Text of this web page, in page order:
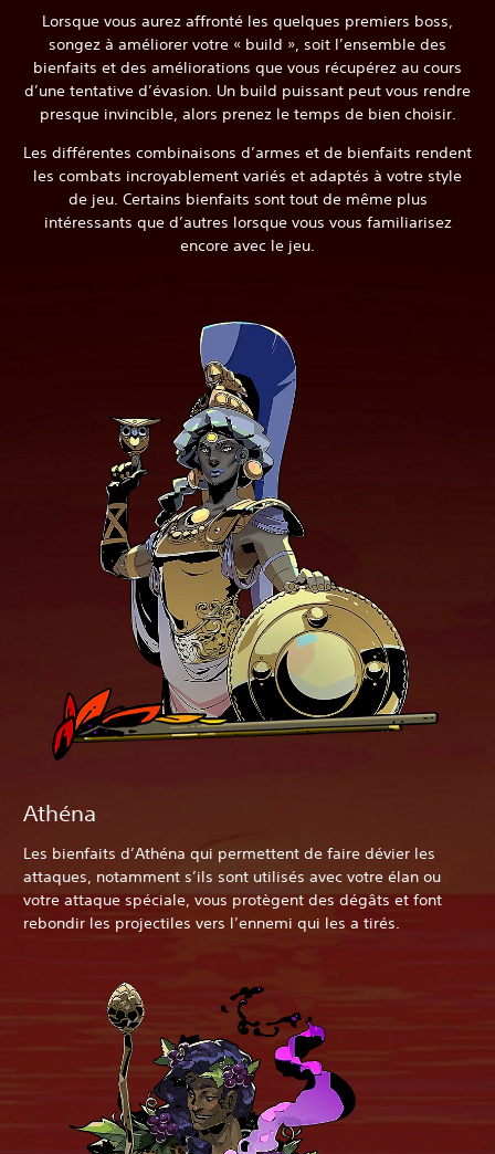
Lorsque vous aurez affronté les quelques premiers boss,
songez à améliorer votre « build », soit l’ensemble des
bienfaits et des améliorations que vous récupérez au cours
d’une tentative d’évasion. Un build puissant peut vous rendre
presque invincible, alors prenez le temps de bien choisir.
Les différentes combinaisons d’armes et de bienfaits rendent
les combats incroyablement variés et adaptés à votre style
de jeu. Certains bienfaits sont tout de même plus
intéressants que d’autres lorsque vous vous familiarisez
encore avec le jeu.
Athéna
Les bienfaits d’Athéna qui permettent de faire dévier les
attaques, notamment s’ils sont utilisés avec votre élan ou
votre attaque spéciale, vous protègent des dégâts et font
rebondir les projectiles vers l’ennemi qui les a tirés.